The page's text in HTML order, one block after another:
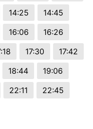
14:25
14:45
16:06
16:26
17:30
17:42
18:44
19:06
22:11 22:45